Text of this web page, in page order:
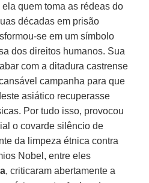
quem toma as rédeas do
décadas em prisão
se em um símbolo
dos direitos humanos. Sua
com a ditadura castrense
campanha para que
asiático recuperasse
Por tudo isso, provocou
o covarde silêncio de
da limpeza étnica contra
Nobel, entre eles
, criticaram abertamente a